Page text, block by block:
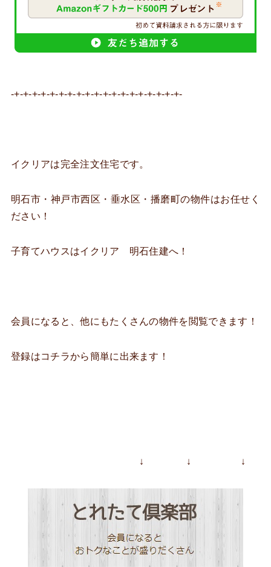
-+-+-+-+-+-+-+-+-+-+-+-+-+-+-+-+-+-+-+-
イクリアは完全注文住宅です。
明石市・神戸市西区・垂水区・播磨町の物件はお任せく
ださい！
子育てハウスはイクリア 明石住建へ！
会員になると、他にもたくさんの物件を閲覧できます！
登録はコチラから簡単に出来ます！
↓ ↓ ↓